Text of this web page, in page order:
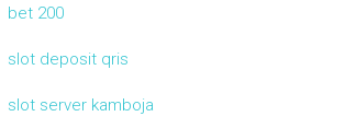
bet 200
slot deposit qris
slot server kamboja